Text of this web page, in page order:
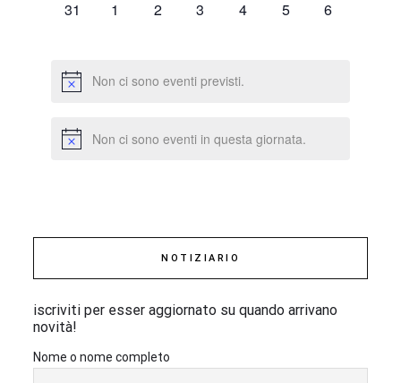
0
31
0
1
0
2
0
3
0
4
0
5
0
6
Non ci sono eventi previsti.
Non ci sono eventi in questa giornata.
NOTIZIARIO
iscriviti per esser aggiornato su quando arrivano
novità!
Nome o nome completo